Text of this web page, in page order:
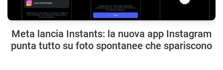
Meta lancia Instants: la nuova app Instagram
punta tutto su foto spontanee che spariscono